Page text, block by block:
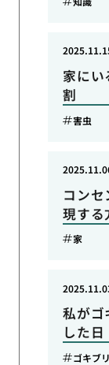
家にい
割
害虫
コン
現する
家
私がゴ
した日
ゴキブリ